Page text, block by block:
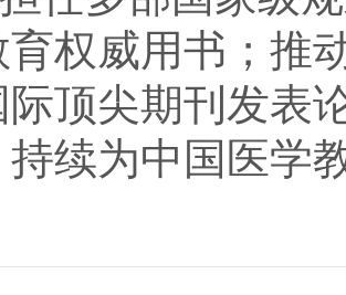
育权威用书；推
顶尖期刊发表
持续为中国医学